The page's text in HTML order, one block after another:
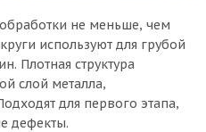
не меньше, чем
используют для грубой
Плотная структура
слой металла,
для первого этапа,
дефекты.